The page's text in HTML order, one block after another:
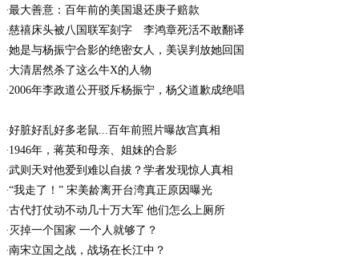
最大善意：百年前的美国退还庚子赔款
慈禧床头被八国联军刻字 李鸿章死活不敢翻译
她是与杨振宁合影的绝密女人，美误判放她回国
大清居然杀了这么牛X的人物
2006年李政道公开驳斥杨振宁，杨父道歉成绝唱
好脏好乱好多老鼠...百年前照片曝故宫真相
1946年，蒋英和母亲、姐妹的合影
武则天对他爱到难以自拔？学者发现惊人真相
“我走了！” 宋美龄离开台湾真正原因曝光
古代打仗动不动几十万大军 他们怎么上厕所
灭掉一个国家 一个人就够了？
南宋立国之战，战场在长江中？